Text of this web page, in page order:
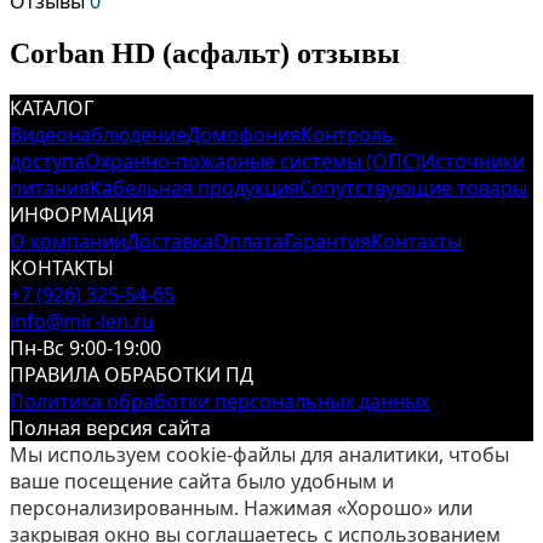
Corban HD (асфальт) отзывы
КАТАЛОГ
ВидеонаблюдениеДомофонияКонтроль
доступаОхранно-пожарные системы (ОПС)Источники
питанияКабельная продукцияСопутствующие товары
ИНФОРМАЦИЯ
О компанииДоставкаОплатаГарантияКонтакты
КОНТАКТЫ
+7 (926) 325-54-65
info@mir-len.ru
Пн-Вс 9:00-19:00
ПРАВИЛА ОБРАБОТКИ ПД
Политика обработки персональных данных
Полная версия сайта
Мы используем cookie-файлы для аналитики, чтобы
ваше посещение сайта было удобным и
персонализированным. Нажимая «Хорошо» или
закрывая окно вы соглашаетесь с использованием